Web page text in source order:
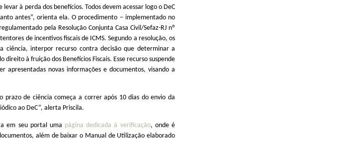
à perda dos benefícios. Todos devem acessar logo o DeC
antes”, orienta ela. O procedimento – implementado no
pela Resolução Conjunta Casa Civil/Sefaz-RJ nº
de incentivos fiscais de ICMS. Segundo a resolução, os
ciência, interpor recurso contra decisão que determinar a
à fruição dos Benefícios Fiscais. Esse recurso suspende
apresentadas novas informações e documentos, visando a
de ciência começa a correr após 10 dias do envio da
ao DeC”, alerta Priscila.
em seu portal uma página dedicada à verificação, onde é
além de baixar o Manual de Utilização elaborado